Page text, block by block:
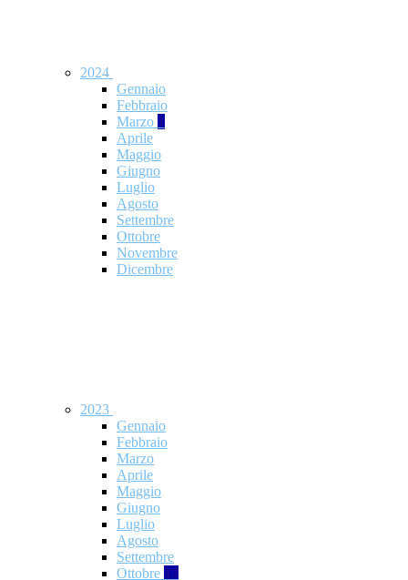
2024
Gennaio
Febbraio
Marzo 1
Aprile
Maggio
Giugno
Luglio
Agosto
Settembre
Ottobre
Novembre
Dicembre
2023
Gennaio
Febbraio
Marzo
Aprile
Maggio
Giugno
Luglio
Agosto
Settembre
Ottobre 13